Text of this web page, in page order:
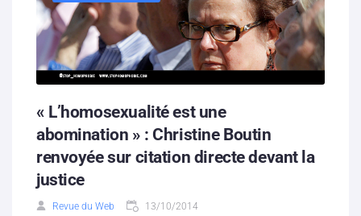
Contacts
Hébergement solidaire
« L’homosexualité est une
abomination » : Christine Boutin
renvoyée sur citation directe devant la
justice
Revue du Web 13/10/2014